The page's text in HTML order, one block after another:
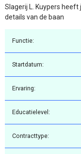
Slagerij L. Kuypers
details van de baan
Functie:
Startdatum:
Ervaring:
Educatielevel:
Contracttype: